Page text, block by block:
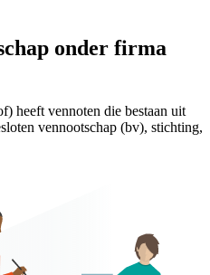
onder firma
heeft vennoten die bestaan uit
vennootschap (bv), stichting,